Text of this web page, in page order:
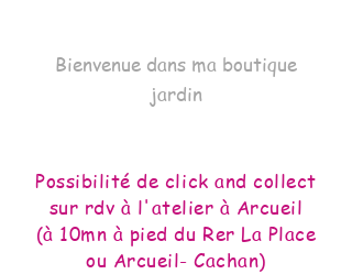
Bienvenue dans ma boutique
jardin
Possibilité de click and collect
sur rdv à l'atelier à Arcueil
(à 10mn à pied du Rer La Place
ou Arcueil- Cachan)